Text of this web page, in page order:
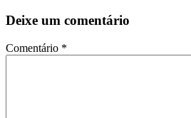
Deixe um comentário
Comentário *